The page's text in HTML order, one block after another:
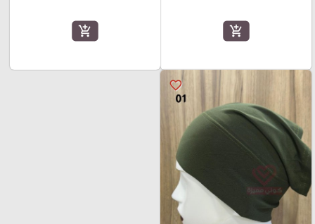
add_shopping_cart
add_shopping_cart
favorite_border